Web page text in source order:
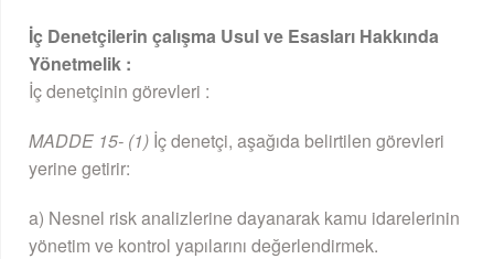
İç Denetçilerin çalışma Usul ve Esasları Hakkında
Yönetmelik :
İç denetçinin görevleri :
MADDE 15- (1) İç denetçi, aşağıda belirtilen görevleri
yerine getirir:
a) Nesnel risk analizlerine dayanarak kamu idarelerinin
yönetim ve kontrol yapılarını değerlendirmek.